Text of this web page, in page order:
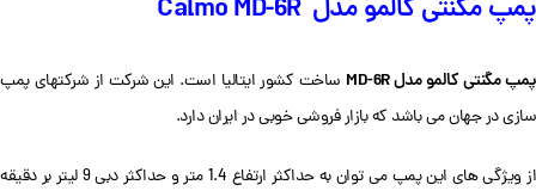
پمپ مگنتی کالمو مدل Calmo MD-6R
پمپ مگنتی کالمو مدل MD-6R
ساخت کشور ایتالیا است. این شرکت از شرکتهای پمپ
سازی در جهان می باشد که بازار فروشی خوبی در ایران دارد.
از ویژگی های این پمپ می توان به حداکثر ارتفاع 1.4 متر و حداکثر دبی 9 لیتر بر دقیقه